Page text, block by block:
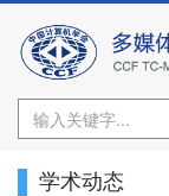
学术动态